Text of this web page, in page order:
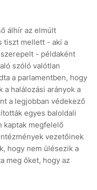
álhír az elmúlt
tiszt mellett - aki a
- példaként
szóló valótlan
a parlamentben, hogy
a halálozási arányok a
a legjobban védekező
egyes baloldali
kaptak megfelelő
vezetőinek
hogy nem ülésezik a
meg őket, hogy az